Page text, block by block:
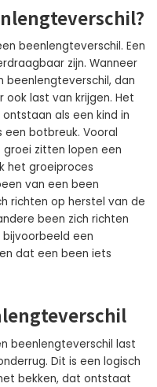
beenlengteverschil. Een
zijn. Wanneer
beenlengteverschil, dan
ook last van krijgen. Het
als een kind in
botbreuk. Vooral
zitten lopen een
het groeiproces
van een been
richten op herstel van de
been zich richten
een
dat een been iets
beenlengteverschil last
Dit is een logisch
bekken, dat ontstaat